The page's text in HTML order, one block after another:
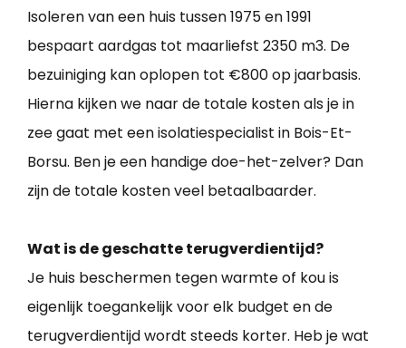
Isoleren van een huis tussen 1975 en 1991
bespaart aardgas tot maarliefst 2350 m3. De
bezuiniging kan oplopen tot €800 op jaarbasis.
Hierna kijken we naar de totale kosten als je in
zee gaat met een isolatiespecialist in Bois-Et-
Borsu. Ben je een handige doe-het-zelver? Dan
zijn de totale kosten veel betaalbaarder.
Wat is de geschatte terugverdientijd?
Je huis beschermen tegen warmte of kou is
eigenlijk toegankelijk voor elk budget en de
terugverdientijd wordt steeds korter. Heb je wat